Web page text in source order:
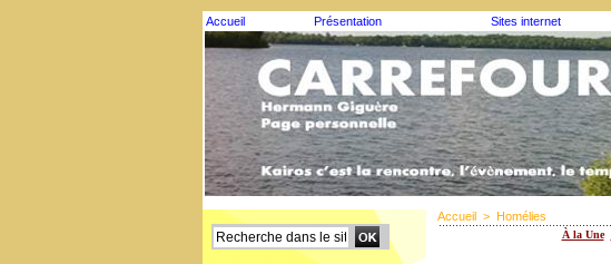
Accueil Présentation Sites internet
Accueil > Homélies
À la Une